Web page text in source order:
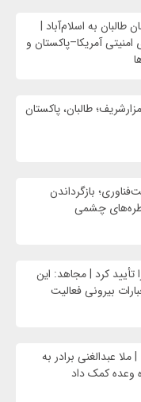
طالبان به اسلام‌آباد |
آمریکا–پاکستان و
طالبان، پاکستان
بازگرداندن
قطره‌های چشمی
تأیید کرد | مجاهد: این
بیرونی فعالیت
عبدالغنی برادر به
وعده کمک داد